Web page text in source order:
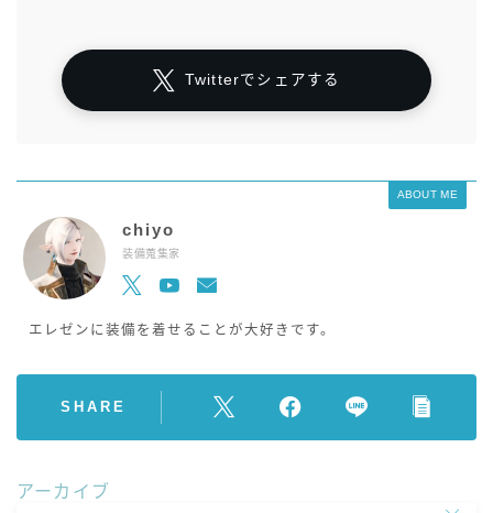
Twitterでシェアする
ABOUT ME
chiyo
装備蒐集家
エレゼンに装備を着せることが大好きです。
SHARE
アーカイブ